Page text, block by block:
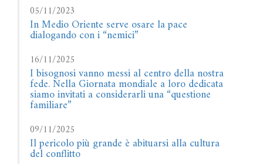
05/11/2023
In Medio Oriente serve osare la pace
dialogando con i “nemici”
16/11/2025
I bisognosi vanno messi al centro della nostra
fede. Nella Giornata mondiale a loro dedicata
siamo invitati a considerarli una “questione
familiare”
09/11/2025
Il pericolo più grande è abituarsi alla cultura
del conflitto